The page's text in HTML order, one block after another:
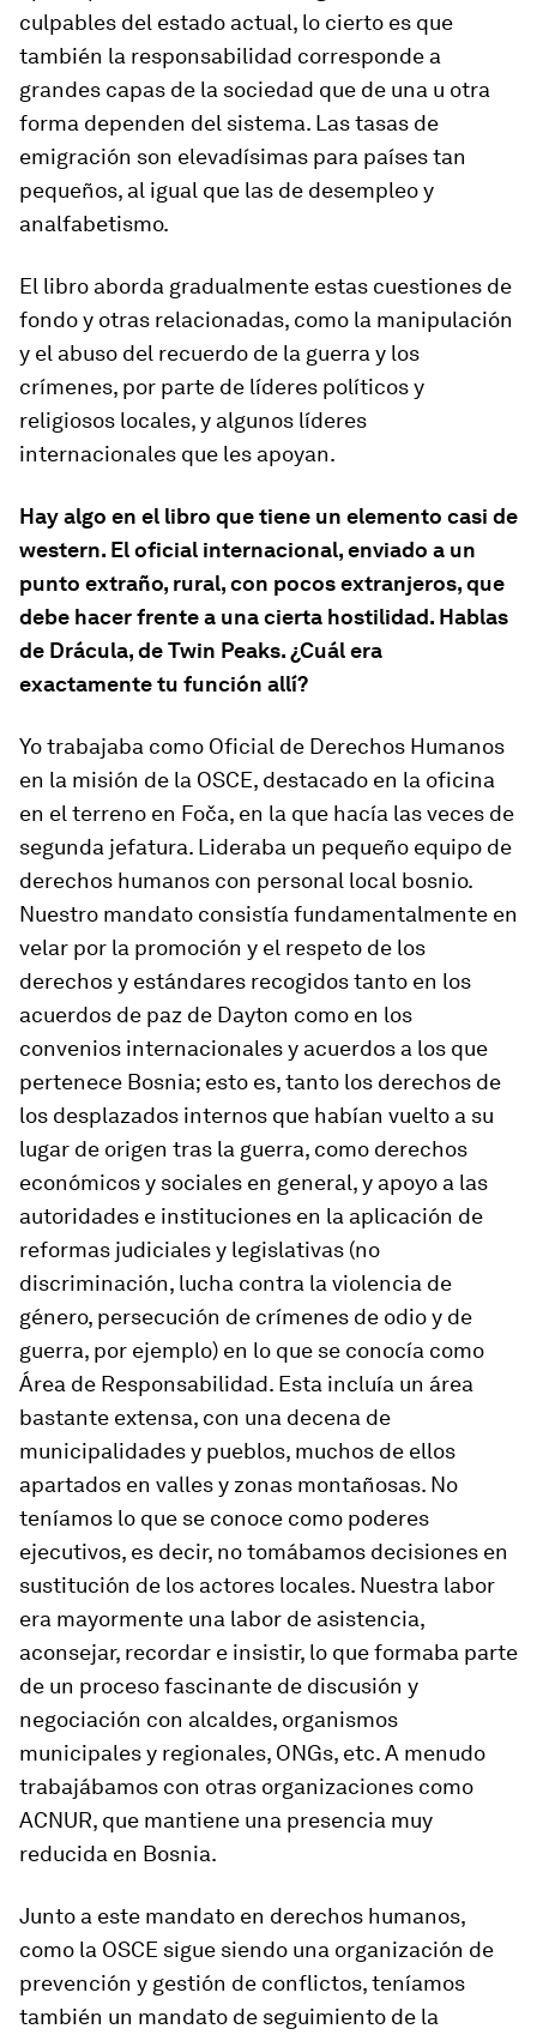
culpables del estado actual, lo cierto es que
también la responsabilidad corresponde a
grandes capas de la sociedad que de una u otra
forma dependen del sistema. Las tasas de
emigración son elevadísimas para países tan
pequeños, al igual que las de desempleo y
analfabetismo.
El libro aborda gradualmente estas cuestiones de
fondo y otras relacionadas, como la manipulación
y el abuso del recuerdo de la guerra y los
crímenes, por parte de líderes políticos y
religiosos locales, y algunos líderes
internacionales que les apoyan.
Hay algo en el libro que tiene un elemento casi de
western. El oficial internacional, enviado a un
punto extraño, rural, con pocos extranjeros, que
debe hacer frente a una cierta hostilidad. Hablas
de Drácula, deTwin Peaks. ¿Cuál era
exactamente tu función allí?
Yo trabajaba como Oficial de Derechos Humanos
en la misión de la OSCE, destacado en la oficina
en el terreno en Foča, en la que hacía las veces de
segunda jefatura. Lideraba un pequeño equipo de
derechos humanos con personal local bosnio.
Nuestro mandato consistía fundamentalmente en
velar por la promoción y el respeto de los
derechos y estándares recogidos tanto en los
acuerdos de paz de Dayton como en los
convenios internacionales y acuerdos a los que
pertenece Bosnia; esto es, tanto los derechos de
los desplazados internos que habían vuelto a su
lugar de origen tras la guerra, como derechos
económicos y sociales en general, y apoyo a las
autoridades e instituciones en la aplicación de
reformas judiciales y legislativas (no
discriminación, lucha contra la violencia de
género, persecución de crímenes de odio y de
guerra, por ejemplo) en lo que se conocía como
Área de Responsabilidad. Esta incluía un área
bastante extensa, con una decena de
municipalidades y pueblos, muchos de ellos
apartados en valles y zonas montañosas. No
teníamos lo que se conoce como poderes
ejecutivos, es decir, no tomábamos decisiones en
sustitución de los actores locales. Nuestra labor
era mayormente una labor de asistencia,
aconsejar, recordar e insistir, lo que formaba parte
de un proceso fascinante de discusión y
negociación con alcaldes, organismos
municipales y regionales, ONGs, etc. A menudo
trabajábamos con otras organizaciones como
ACNUR, que mantiene una presencia muy
reducida en Bosnia.
Junto a este mandato en derechos humanos,
como la OSCE sigue siendo una organización de
prevención y gestión de conflictos, teníamos
también un mandato de seguimiento de la